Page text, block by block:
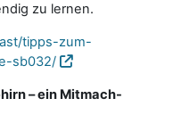
zu lernen.
tipps-zum-
sb032/
– ein Mitmach-